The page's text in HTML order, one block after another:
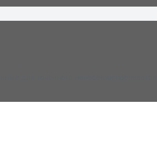
для точечного нанесения препаратов (